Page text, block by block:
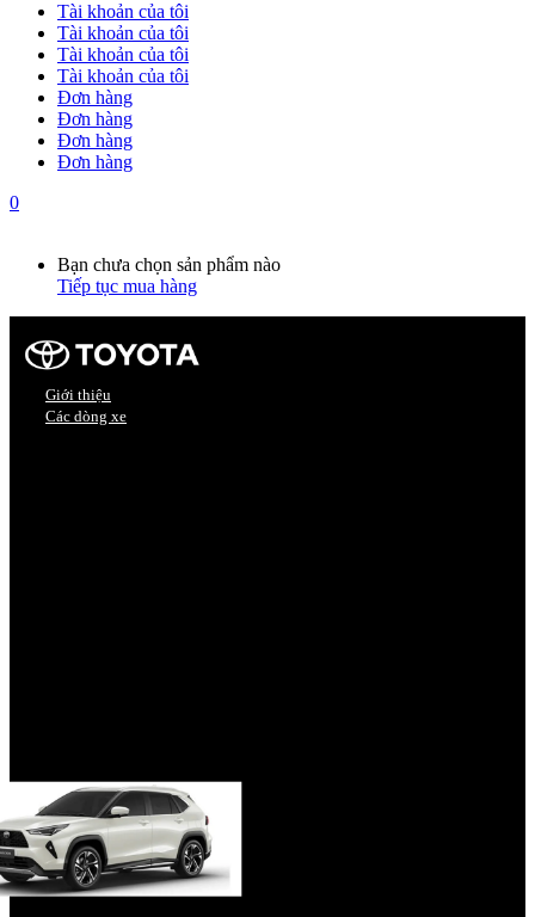
Tài khoản của tôi
Tài khoản của tôi
Tài khoản của tôi
Tài khoản của tôi
Đơn hàng
Đơn hàng
Đơn hàng
Đơn hàng
0
Bạn chưa chọn sản phẩm nào
Tiếp tục mua hàng
Giới thiệu
Các dòng xe